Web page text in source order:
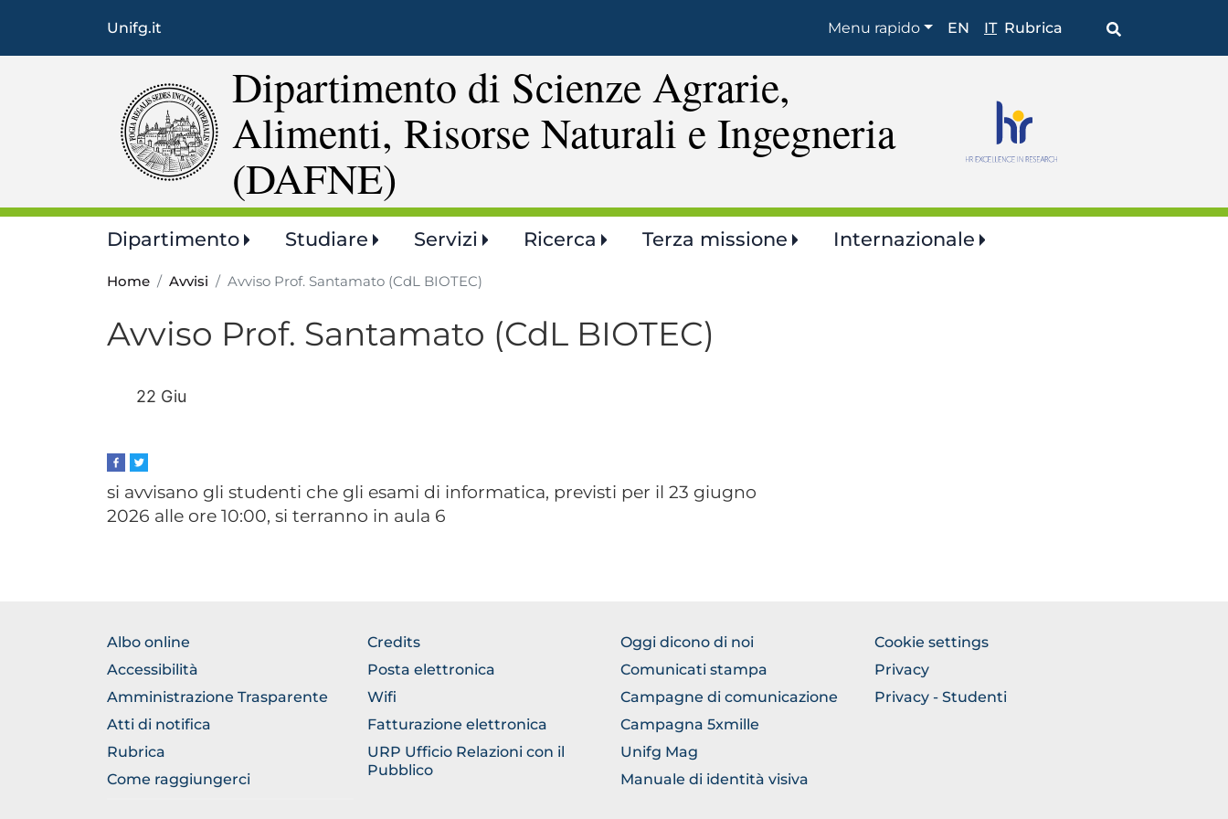
contenuto
principale
Unifg.it Shortcuts
Menu rapido EN IT Rubrica
Dipartimento di Scienze Agrarie,
Alimenti, Risorse Naturali e Ingegneria
(DAFNE)
Main
navigation
Dipartimento Studiare Servizi Ricerca Terza missione Internazionale
Home Avvisi Avviso Prof. Santamato (CdL BIOTEC)
Avviso Prof. Santamato (CdL BIOTEC)
22 Giu
si avvisano gli studenti che gli esami di informatica, previsti per il 23 giugno
2026 alle ore 10:00, si terranno in aula 6
FOOTER
NORMATIVA
Albo online
Accessibilità
Amministrazione Trasparente
Atti di notifica
Rubrica
Come raggiungerci
FOOTER
GENERICO
Credits
Posta elettronica
Wifi
Fatturazione elettronica
URP Ufficio Relazioni con il
Pubblico
FOOTER
COMUNICAZIONE
Oggi dicono di noi
Comunicati stampa
Campagne di comunicazione
Campagna 5xmille
Unifg Mag
Manuale di identità visiva
FOOTER
COLONNA
DESTRA
Cookie settings
Privacy
Privacy - Studenti